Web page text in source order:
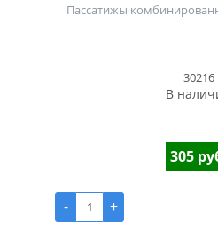
Пассатижы
30216
В
305
- +